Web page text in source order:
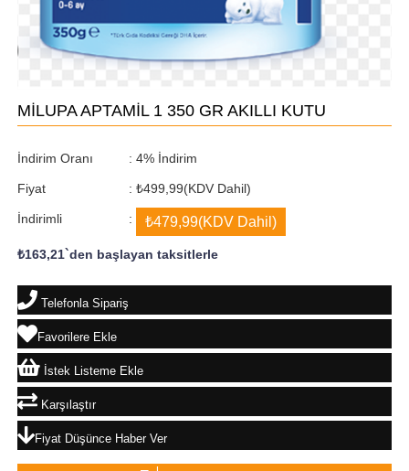
MİLUPA APTAMİL 1 350 GR AKILLI KUTU
İndirim Oranı : %
4 İndirim
Fiyat : ₺499,99(KDV Dahil)
İndirimli : ₺479,99(KDV Dahil)
₺163,21`den başlayan taksitlerle
Telefonla Sipariş
Favorilere Ekle
İstek Listeme Ekle
Karşılaştır
Fiyat Düşünce Haber Ver